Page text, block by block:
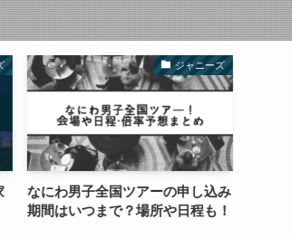
ジャニーズ
なにわ男子全国ツアーの申し込み
期間はいつまで？場所や日程も！